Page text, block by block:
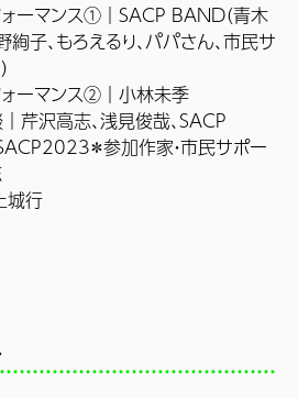
ーマンス①｜SACP BAND（青木
絢子、もろえるり、パパさん、市民サ
ーマンス②｜小林未季
芹沢高志、浅見俊哉、SACP
＊参加作家・市民サポー
城行